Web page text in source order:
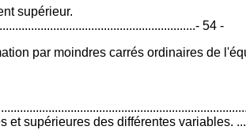
supérieur.
54 -
par moindres carrés ordinaires de
et supérieures des différentes variables.